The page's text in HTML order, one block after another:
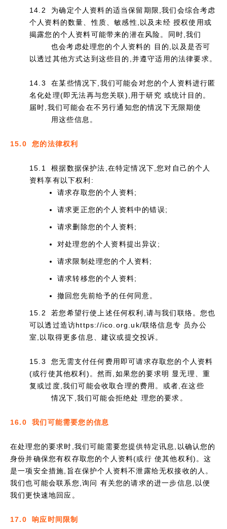
14.2 为确定个人资料的适当保留期限,我们会综合考虑
个人资料的数量、性质、敏感性,以及未经 授权使用或
揭露您的个人资料可能带来的潜在风险。同时,我们
也会考虑处理您的个人资料的 目的,以及是否可
以透过其他方式达到这些目的,并遵守适用的法律要求。
14.3 在某些情况下,我们可能会对您的个人资料进行匿
名化处理(即无法再与您关联),用于研究 或统计目的。
届时,我们可能会在不另行通知您的情况下无限期使
用这些信息。
15.0 您的法律权利
15.1 根据数据保护法,在特定情况下,您对自己的个人
资料享有以下权利:
请求存取您的个人资料;
请求更正您的个人资料中的错误;
请求删除您的个人资料;
对处理您的个人资料提出异议;
请求限制处理您的个人资料;
请求转移您的个人资料;
撤回您先前给予的任何同意。
15.2 若您希望行使上述任何权利,请与我们联络。您也
可以透过造访https://ico.org.uk/联络信息专 员办公
室,以取得更多信息、建议或提交投诉。
15.3 您无需支付任何费用即可请求存取您的个人资料
(或行使其他权利)。然而,如果您的要求明 显无理、重
复或过度,我们可能会收取合理的费用。或者,在这些
情况下,我们可能会拒绝处 理您的要求。
16.0 我们可能需要您的信息
在处理您的要求时,我们可能需要您提供特定讯息,以确认您的
身份并确保您有权存取您的个人资料(或行 使其他权利)。这
是一项安全措施,旨在保护个人资料不泄露给无权接收的人。
我们也可能会联系您,询问 有关您的请求的进一步信息,以便
我们更快速地回应。
17.0 响应时间限制